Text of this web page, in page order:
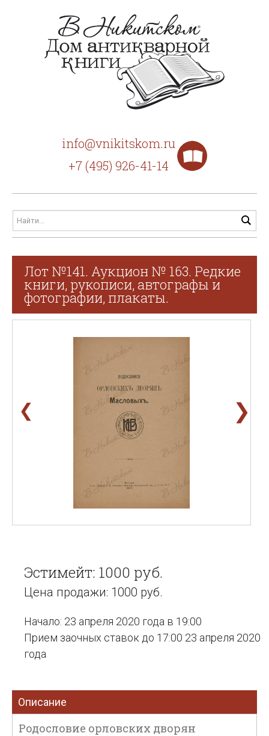
info@vnikitskom.ru
+7 (495) 926-41-14
Лот №141. Аукцион № 163. Редкие
книги, рукописи, автографы и
фотографии, плакаты.
❮ ❯
Эстимейт: 1000 руб.
Цена продажи: 1000 руб.
Начало: 23 апреля 2020 года в 19:00
Прием заочных ставок до 17:00 23 апреля 2020
года
Описание
Родословие орловских дворян